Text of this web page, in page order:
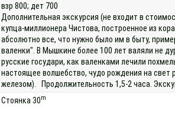
взр 800; дет 700
Дополнительная экскурсия (не входит в
купца-миллионера Чистова, построенное из
абсолютно все, что нужно было им в быту,
валенки". В Мышкине более 100 лет валяли не
русские государи, как валенками лечили
настоящее волшебство, чудо рождения на свет
железом). Продолжительность 1,5-2 часа.
Стоянка 30m